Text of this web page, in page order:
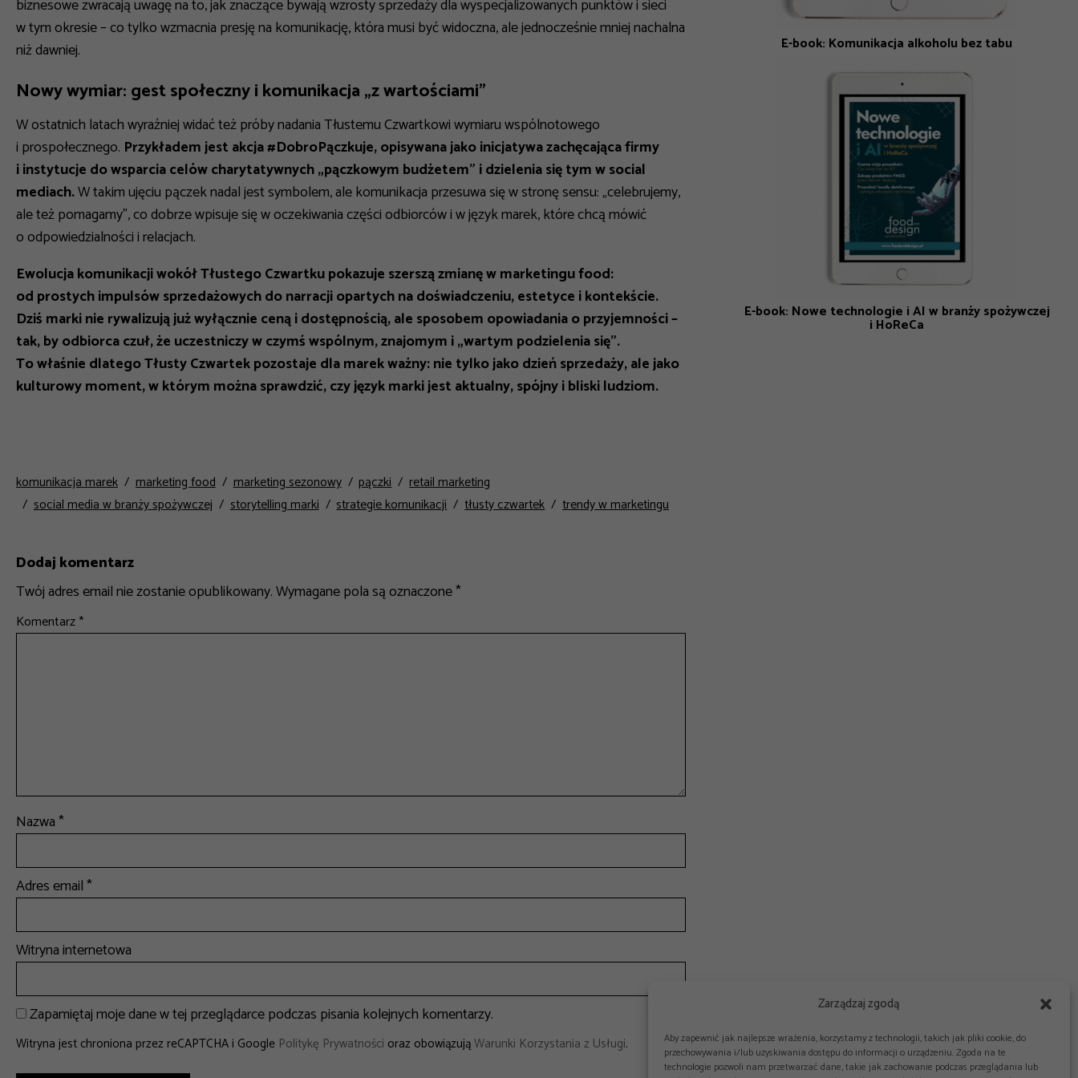
Zarządzaj zgodą
Aby zapewnić jak najlepsze wrażenia, korzystamy z technologii, takich jak pliki cookie, do
przechowywania i/lub uzyskiwania dostępu do informacji o urządzeniu. Zgoda na te
technologie pozwoli nam przetwarzać dane, takie jak zachowanie podczas przeglądania lub
biznesowe zwracają uwagę na to, jak znaczące bywają wzrosty sprzedaży dla wyspecjalizowanych punktów i sieci
w tym okresie – co tylko wzmacnia presję na komunikację, która musi być widoczna, ale jednocześnie mniej nachalna
niż dawniej.
Nowy wymiar: gest społeczny i komunikacja „z wartościami”
W ostatnich latach wyraźniej widać też próby nadania Tłustemu Czwartkowi wymiaru wspólnotowego
i prospołecznego. Przykładem jest akcja #DobroPączkuje, opisywana jako inicjatywa zachęcająca firmy
i instytucje do wsparcia celów charytatywnych „pączkowym budżetem” i dzielenia się tym w social
mediach.W takim ujęciu pączek nadal jest symbolem, ale komunikacja przesuwa się w stronę sensu: „celebrujemy,
ale też pomagamy”, co dobrze wpisuje się w oczekiwania części odbiorców i w język marek, które chcą mówić
o odpowiedzialności i relacjach.
Ewolucja komunikacji wokół Tłustego Czwartku pokazuje szerszą zmianę w marketingu food:
od prostych impulsów sprzedażowych do narracji opartych na doświadczeniu, estetyce i kontekście.
Dziś marki nie rywalizują już wyłącznie ceną i dostępnością, ale sposobem opowiadania o przyjemności –
tak, by odbiorca czuł, że uczestniczy w czymś wspólnym, znajomym i „wartym podzielenia się”.
To właśnie dlatego Tłusty Czwartek pozostaje dla marek ważny: nie tylko jako dzień sprzedaży, ale jako
kulturowy moment, w którym można sprawdzić, czy język marki jest aktualny, spójny i bliski ludziom.
komunikacja marek marketing food marketing sezonowy pączki
retail marketing
social media w branży spożywczej
storytelling marki strategie komunikacji tłusty czwartek trendy w marketingu
Dodaj komentarz
Twój adres email nie zostanie opublikowany.Wymagane pola są oznaczone*
Komentarz*
Nazwa*
Adres email*
Witryna internetowa
Zapamiętaj moje dane w tej przeglądarce podczas pisania kolejnych komentarzy.
Witryna jest chroniona przez reCAPTCHA i Google Politykę Prywatności oraz obowiązująWarunki Korzystania z Usługi.
E-book: Komunikacja alkoholu bez tabu
E-book: Nowe technologie i AI w branży spożywczej
i HoReCa